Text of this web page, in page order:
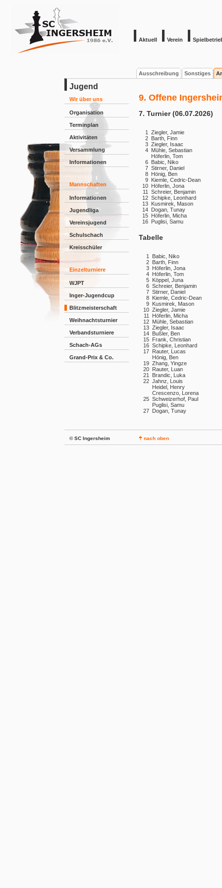
Aktuell Verein
Ausschreibung Sonstiges
Jugend
Wir über uns
Organisation
Terminplan
Aktivitäten
Versammlung
Informationen
Mannschaften
Informationen
Jugendliga
Vereinsjugend
Schulschach
Kreisschüler
Einzelturniere
WJPT
Inger-Jugendcup
Blitzmeisterschaft
Weihnachtsturnier
Verbandsturniere
Schach-AGs
Grand-Prix & Co.
9. Offene
7. Turnier (06.07.2026)
1
Ziegler, Jamie
2 Barth, Finn
3 Ziegler, Isaac
4 Mühle, Sebastian
Höferlin, Tom
6 Babic, Niko
7 Stirner, Daniel
8 Hönig, Ben
9 Kiemle, Cedric-Dean
10 Höferlin, Jona
11
Schreier, Benjamin
12 Schipke, Leonhard
13 Kusmirek, Mason
14 Dogan, Tunay
15 Höferlin, Micha
16 Puglisi, Samu
Tabelle
1
Babic, Niko
2 Barth, Finn
3 Höferlin, Jona
4 Höferlin, Tom
5 Köppel, Juna
6 Schreier, Benjamin
7 Stirner, Daniel
8 Kiemle, Cedric-Dean
9 Kusmirek, Mason
10 Ziegler, Jamie
11
Höferlin, Micha
12 Mühle, Sebastian
13 Ziegler, Isaac
14 Bußler, Ben
15 Frank, Christian
16 Schipke, Leonhard
17 Rauter, Lucas
Hönig, Ben
19 Zhang, Yingze
20 Rauter, Luan
21
Brandic, Luka
22 Jahnz, Louis
Heidel, Henry
Crescenzo, Lorena
25 Schweizerhof, Paul
Puglisi, Samu
27 Dogan, Tunay
© SC Ingersheim nach oben